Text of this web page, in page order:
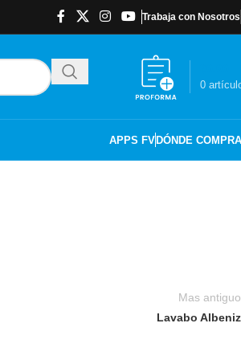
Trabaja con Nosotros
0
APPS FVDÓNDE
Mas antiguo
Lavabo Albeniz